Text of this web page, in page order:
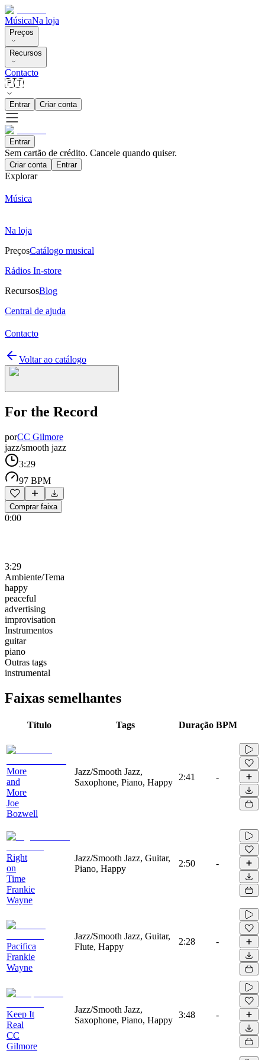
MúsicaNa loja
Preços
Recursos
Contacto
🇵🇹
Entrar Criar conta
Entrar
Sem cartão de crédito. Cancele quando quiser.
Criar conta Entrar
Explorar
Música
Na loja
PreçosCatálogo musical
Rádios In-store
RecursosBlog
Central de ajuda
Contacto
Voltar ao catálogo
For the Record
porCC Gilmore
jazz/smooth jazz
3:29
97 BPM
Comprar faixa
0:00
3:29
Ambiente/Tema
happy
peaceful
advertising
improvisation
Instrumentos
guitar
piano
Outras tags
instrumental
Faixas semelhantes
Título Tags Duração BPM
More
and
More
Joe
Bozwell
Jazz/Smooth Jazz,
Saxophone, Piano, Happy
2:41 -
Right
on
Time
Frankie
Wayne
Jazz/Smooth Jazz, Guitar,
Piano, Happy
2:50 -
Pacifica
Frankie
Wayne
Jazz/Smooth Jazz, Guitar,
Flute, Happy
2:28 -
Keep It
Real
CC
Gilmore
Jazz/Smooth Jazz,
Saxophone, Piano, Happy
3:48 -